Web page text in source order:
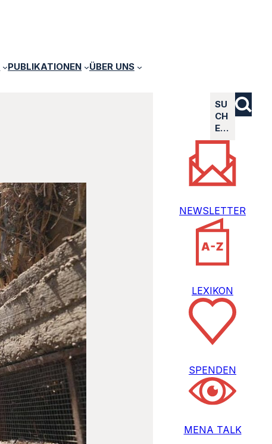
PUBLIKATIONEN ÜBER UNS
SU
CH
E…
NEWSLETTER
LEXIKON
SPENDEN
MENA TALK